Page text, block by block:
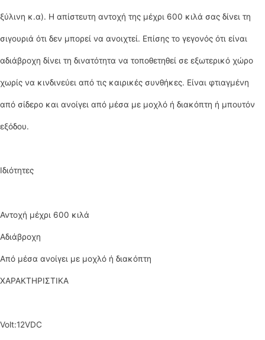
ξύλινη κ.α). Η απίστευτη αντοχή της μέχρι 600 κιλά σας δίνει τη
σιγουριά ότι δεν μπορεί να ανοιχτεί. Επίσης το γεγονός ότι είναι
αδιάβροχη δίνει τη δινατότητα να τοποθετηθεί σε εξωτερικό χώρο
χωρίς να κινδινεύει από τις καιρικές συνθήκες. Είναι φτιαγμένη
από σίδερο και ανοίγει από μέσα με μοχλό ή διακόπτη ή μπουτόν
εξόδου.
Ιδιότητες
Αντοχή μέχρι 600 κιλά
Αδιάβροχη
Από μέσα ανοίγει με μοχλό ή διακόπτη
ΧΑΡΑΚΤΗΡΙΣΤΙΚΑ
Volt:12VDC